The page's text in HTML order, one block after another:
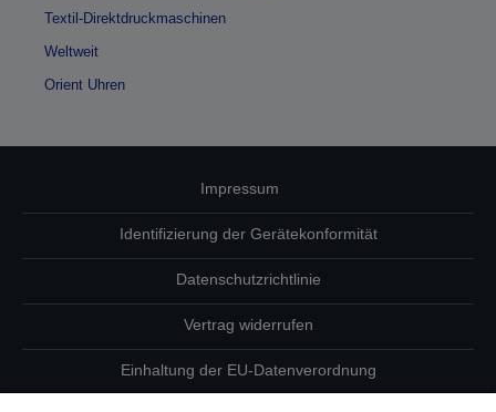
Textil-Direktdruckmaschinen
Weltweit
Orient Uhren
Impressum
Identifizierung der Gerätekonformität
Datenschutzrichtlinie
Vertrag widerrufen
Einhaltung der EU-Datenverordnung